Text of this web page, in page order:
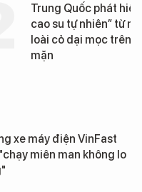
Loạt dự án bất
Đà Nẵng sắp
xe máy điện VinFast
miên man không lo